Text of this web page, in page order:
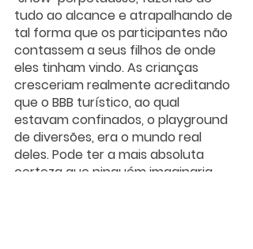
tudo ao alcance e atrapalhando de
tal forma que os participantes não
contassem a seus filhos de onde
eles tinham vindo. As crianças
cresceriam realmente acreditando
que o BBB turístico, ao qual
estavam confinados, o playground
de diversões, era o mundo real
deles. Pode ter a mais absoluta
certeza que ninguém imaginaria